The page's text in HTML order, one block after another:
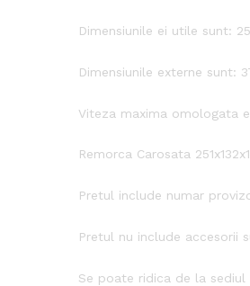
Dimensiunile ei utile sunt:
Dimensiunile externe sunt:
Viteza maxima omologata
Remorca Carosata
Pretul include numar
Pretul nu include accesorii
Se poate ridica de la